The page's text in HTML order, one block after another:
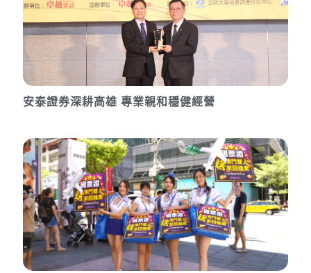
安泰證券深耕高雄 專業親和穩健經營